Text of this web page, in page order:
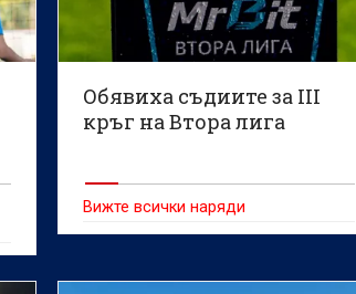
Обявиха съдиите за III
кръг на Втора лига
Вижте всички наряди